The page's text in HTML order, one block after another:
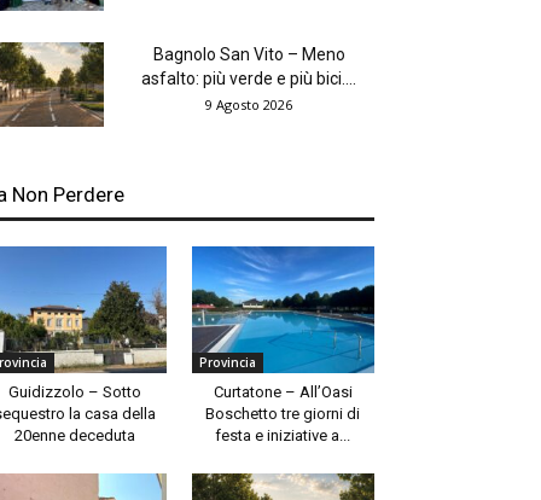
Bagnolo San Vito – Meno
asfalto: più verde e più bici....
9 Agosto 2026
Non Perdere
Guidizzolo – Sotto
la casa della
20enne deceduta
Provincia
Curtatone – All’Oasi
Boschetto tre giorni di
festa e iniziative a...